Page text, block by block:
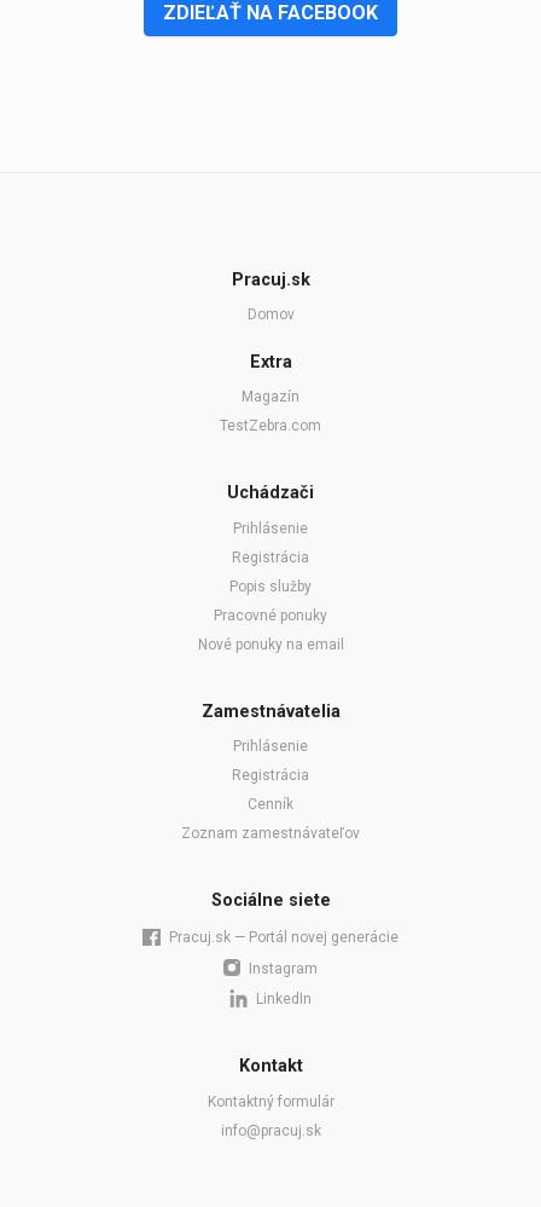
ZDIEĽAŤ NA FACEBOOK
Pracuj.sk
Domov
Extra
Magazín
TestZebra.com
Uchádzači
Prihlásenie
Registrácia
Popis služby
Pracovné ponuky
Nové ponuky na email
Zamestnávatelia
Prihlásenie
Registrácia
Cenník
Zoznam zamestnávateľov
Sociálne siete
Pracuj.sk — Portál novej generácie
Instagram
LinkedIn
Kontakt
Kontaktný formulár
info@pracuj.sk